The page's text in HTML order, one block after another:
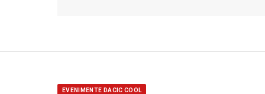
EVENIMENTE DACIC COOL